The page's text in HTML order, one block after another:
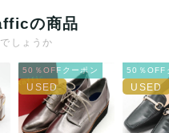
確認する
致します。
の商品
しょうか
50％OFFクーポン 50％OFF